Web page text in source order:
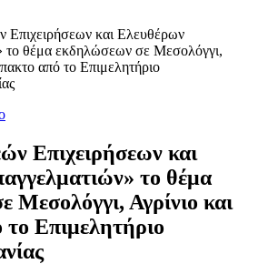
Επιχειρήσεων και Ελευθέρων
το θέμα εκδηλώσεων σε Μεσολόγγι,
από το Επιμελητήριο
Επιχειρήσεων και
το θέμα
Μεσολόγγι, Αγρίνιο και
Επιμελητήριο